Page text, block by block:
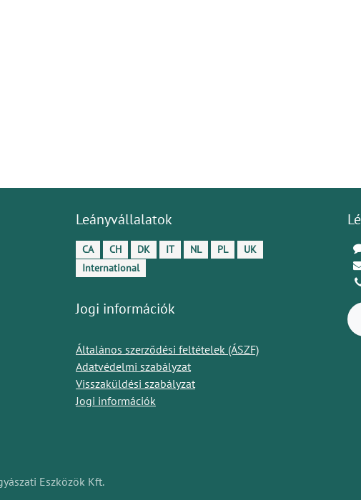
Leányvállalatok
CA CH DK IT NL PL
UK
International
Jogi információk
Általános szerződési feltételek (ÁSZF)
Adatvédelmi szabályzat
Visszaküldési szabályzat
Jogi információk
Eszközök Kft.